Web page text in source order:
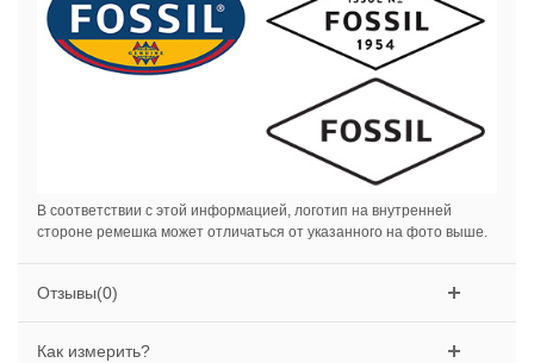
В соответствии с этой информацией, логотип на внутренней
стороне ремешка может отличаться от указанного на фото выше.
Отзывы(0)
Как измерить?